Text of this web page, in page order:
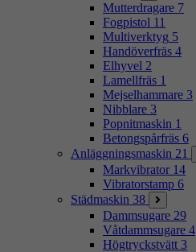
Mutterdragare 7
Fogpistol 11
Multiverktyg 5
Handöverfräs 4
Elhyvel 2
Lamellfräs 1
Mejselhammare 3
Nibblare 3
Popnitmaskin 1
Betongspårfräs 6
Anläggningsmaskin 21
Markvibrator 14
Vibratorstamp 6
Städmaskin 38
Dammsugare 29
Våtdammsugare 4
Högtryckstvätt 3